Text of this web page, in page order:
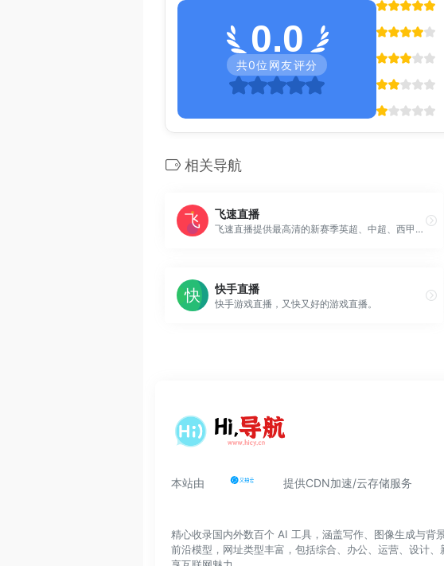
0.0
共0位网友评分
相关导航
飞速直播
飞速直播提供最高清的新赛季英超、中超、西甲、欧冠、亚冠等足球直播,NBA直播,CCTV5在线直播，包含JRS直播、低调看直播、直播吧等所有高清直播信号。
快手直播
快手游戏直播，又快又好的游戏直播。
本站由 提供CDN加速/云存储服务
精心收录国内外数百个 AI 工具，涵盖写作、图像生成与背
前沿模型，网址类型丰富，包括综合、办公、运营、设计